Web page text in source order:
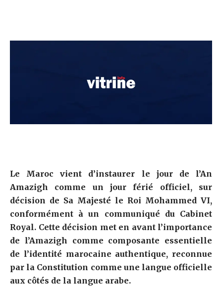
Le Maroc vient d’instaurer le jour de l’An
Amazigh comme un jour férié officiel, sur
décision de Sa Majesté le Roi Mohammed VI,
conformément à un communiqué du Cabinet
Royal. Cette décision met en avant l’importance
de l’Amazigh comme composante essentielle
de l’identité marocaine authentique, reconnue
par la Constitution comme une langue officielle
aux côtés de la langue arabe.